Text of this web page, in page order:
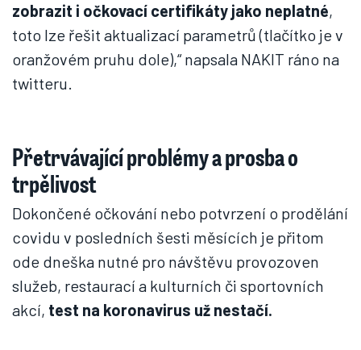
zobrazit i očkovací certifikáty jako neplatné,
toto lze řešit aktualizací parametrů (tlačítko je v
oranžovém pruhu dole),“ napsala NAKIT ráno na
twitteru.
Přetrvávající problémy a prosba o
trpělivost
Dokončené očkování nebo potvrzení o prodělání
covidu v posledních šesti měsících je přitom
ode dneška nutné pro návštěvu provozoven
služeb, restaurací a kulturních či sportovních
akcí, test na koronavirus už nestačí.